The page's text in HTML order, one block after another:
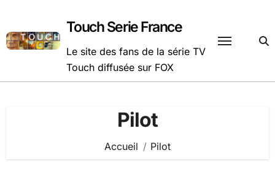
contenu
Touch Serie France
Le site des fans de la série TV
Touch diffusée sur FOX
Pilot
Accueil Pilot